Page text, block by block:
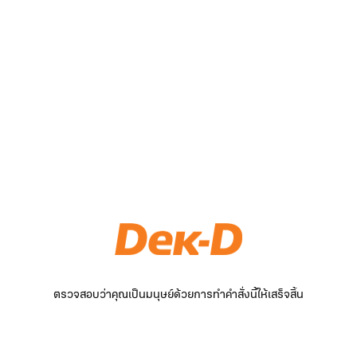
ตรวจสอบว่าคุณเป็นมนุษย์ด้วยการทำคำสั่งนี้ให้เสร็จสิ้น